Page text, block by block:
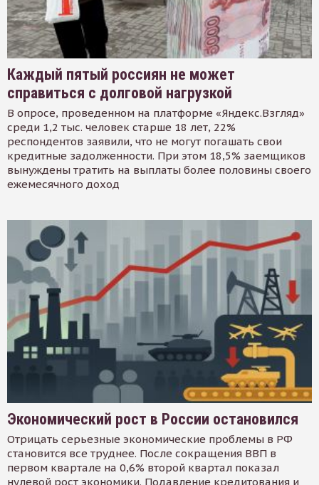
Каждый пятый россиян не может
справиться с долговой нагрузкой
В опросе, проведенном на платформе «Яндекс.Взгляд»
среди 1,2 тыс. человек старше 18 лет, 22%
респондентов заявили, что не могут погашать свои
кредитные задолженности. При этом 18,5% заемщиков
вынуждены тратить на выплаты более половины своего
ежемесячного доход
Экономический рост в России остановился
Отрицать серьезные экономические проблемы в РФ
становится все труднее. После сокращения ВВП в
первом квартале на 0,6% второй квартал показал
нулевой рост экономики. Подавление кредитования и